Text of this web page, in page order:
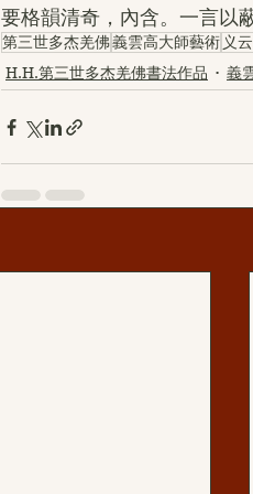
要格韻清奇，內含。一言以
第三世多杰羌佛義雲高大師藝術 义
H.H.第三世多杰羌佛書法作品
義